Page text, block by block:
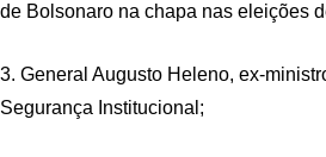
de Bolsonaro na chapa nas eleições
3. General Augusto Heleno, ex-
Segurança Institucional;